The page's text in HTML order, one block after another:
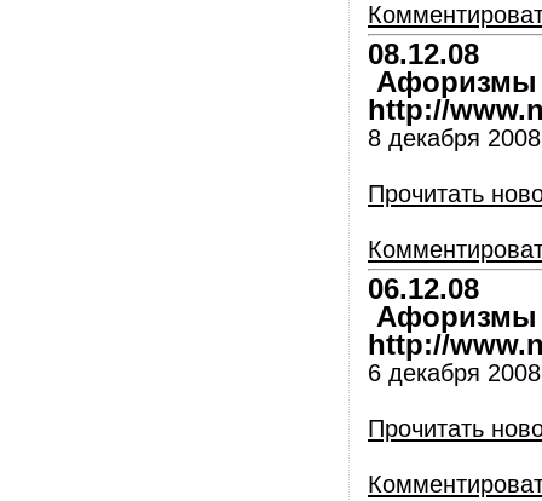
08.12.08
Афоризмы
http://
8 декабря 2008
Прочитать
06.12.08
Афоризмы
http://
6 декабря 2008
Прочитать